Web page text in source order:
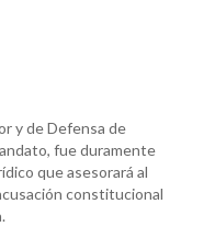
y de Defensa de
fue duramente
que asesorará al
constitucional